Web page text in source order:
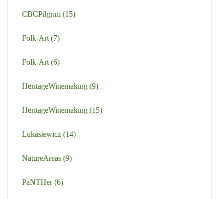
CBCPilgrim (15)
Folk-Art (7)
Folk-Art (6)
HeritageWinemaking (9)
HeritageWinemaking (15)
Lukasiewicz (14)
NatureAreas (9)
PaNTHer(6)